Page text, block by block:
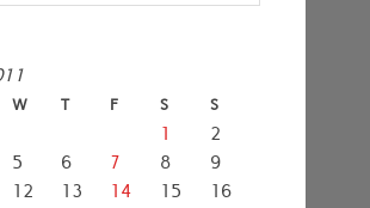
W T F S S
1
2
5 6 7 8
9
12 13 14 15
16